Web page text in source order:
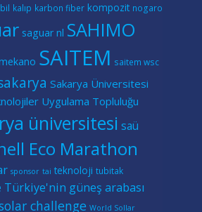
kalıp karbon fiber kompozit nogaro
saguar nl SAHIMO
SAITEM saitem wsc
Sakarya Üniversitesi
Uygulama Topluluğu
üniversitesi saü
Eco Marathon
sponsor tai teknoloji tubitak
Türkiye'nin güneş arabası
challenge World Sollar